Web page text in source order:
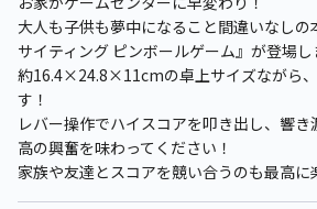
大人も子供も夢中になること間違いなしの
サイティング ピンボールゲーム』が登場し
約16.4×24.8×11cmの卓上サイズながら
す！
レバー操作でハイスコアを叩き出し、響
高の興奮を味わってください！
家族や友達とスコアを競い合うのも最高に